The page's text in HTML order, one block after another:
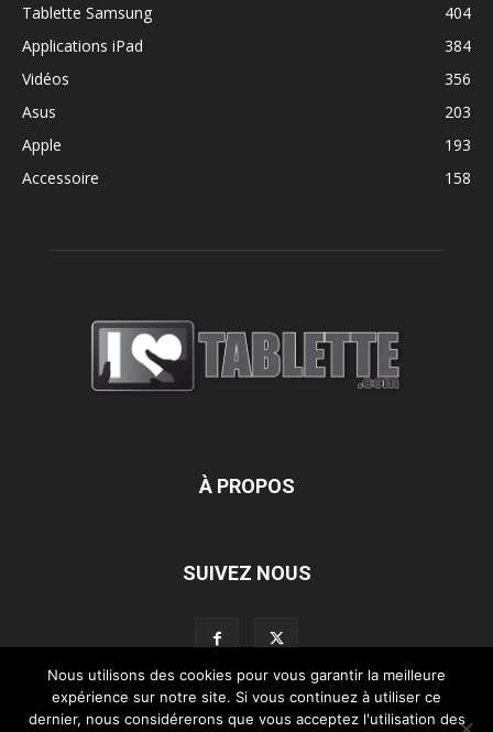
Tablette Samsung
404
Applications iPad
384
Vidéos
356
Asus
203
Apple
193
Accessoire
158
À PROPOS
SUIVEZ NOUS
L’équipe d’iLoveTablette.com Contactez-nous Nos partenaires
Nous utilisons des cookies pour vous garantir la meilleure
expérience sur notre site. Si vous continuez à utiliser ce
dernier, nous considérerons que vous acceptez l'utilisation des